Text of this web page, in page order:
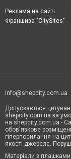
Реклама на сайті
Франшиза "CitySites"
info@shepcity.com.ua
Допускається
shepcity.com.ua за
на shepcity.com.ua -
обов'язкове
гіперпосилання на
якості джерела.
Матеріали з